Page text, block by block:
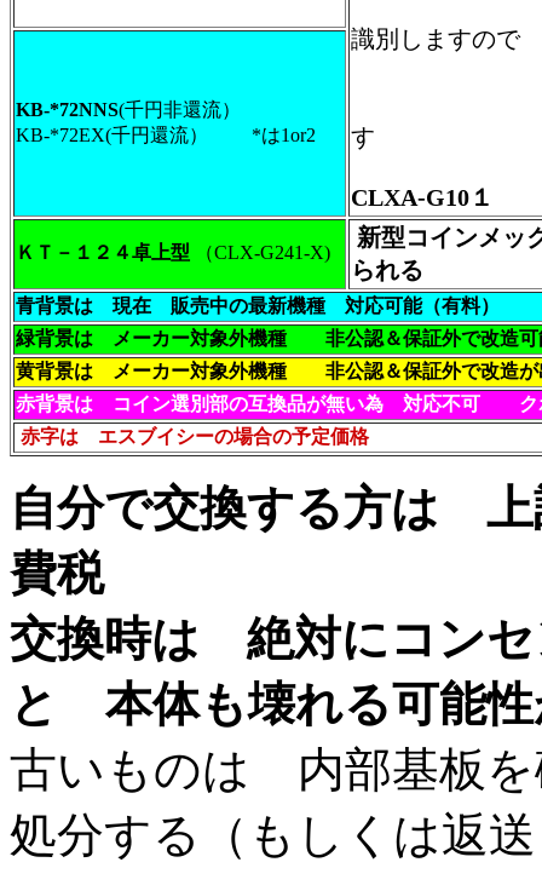
識別しますので
す
CLXA-G10１
KB-*72NNS(千円非還流）
KB-*72EX(千円還流） *は1or2
ＫＴ－１２４卓上型 （CLX-G241-X)
新型コインメッ
られる
青背景は 現在 販売中の最新機種 対応可能（有料）
緑背景は メーカー対象外機種 非公認＆保証外で改造
黄背景は メーカー対象外機種 非公認＆保証外で改造
赤背景は コイン選別部の互換品が無い為 対応不可
赤字は エスブイシーの場合の予定価格
自分で交換する方は
費税
交換時は 絶対にコンセ
と 本体も壊れる可能性
古いものは 内部基板
処分する（もしくは返